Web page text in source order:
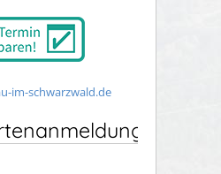
im-schwarzwald.de